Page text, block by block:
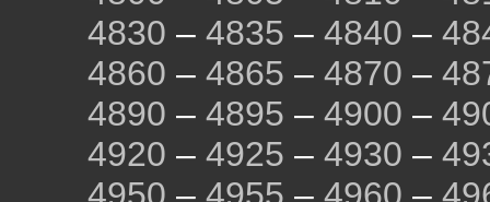
4830 – 4835 – 4840 –
4860 – 4865 – 4870 –
4890 – 4895 – 4900 –
4920 – 4925 – 4930 –